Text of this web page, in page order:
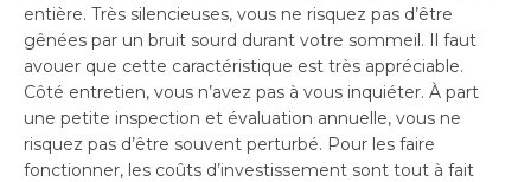
entière. Très silencieuses, vous ne risquez pas d’être
gênées par un bruit sourd durant votre sommeil. Il faut
avouer que cette caractéristique est très appréciable.
Côté entretien, vous n’avez pas à vous inquiéter. À part
une petite inspection et évaluation annuelle, vous ne
risquez pas d’être souvent perturbé. Pour les faire
fonctionner, les coûts d’investissement sont tout à fait